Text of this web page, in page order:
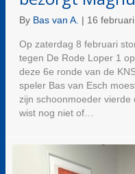
By Bas van A. | 16
Op zaterdag 8 februari
tegen De Rode Loper 1
deze 6e ronde van de
speler Bas van Esch
zijn schoonmoeder
wist nog niet of…